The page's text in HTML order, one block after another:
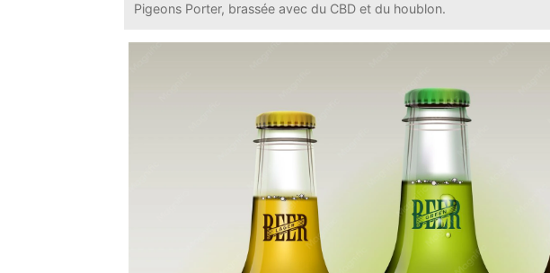
Pigeons Porter, brassée avec du CBD et du houblon.